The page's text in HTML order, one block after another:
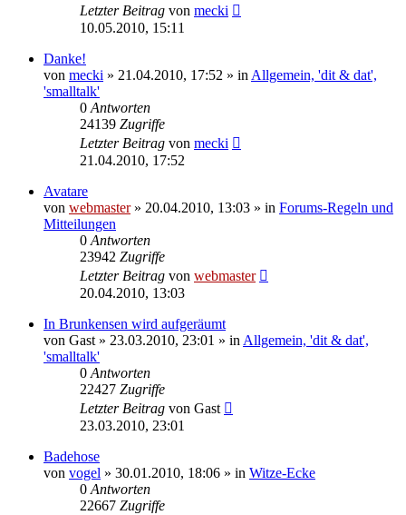
Letzter Beitrag von mecki
10.05.2010, 15:11
Danke!
von mecki » 21.04.2010, 17:52 » in Allgemein, 'dit & dat',
'smalltalk'
0 Antworten
24139 Zugriffe
Letzter Beitrag von mecki
21.04.2010, 17:52
Avatare
von webmaster» 20.04.2010, 13:03 » in Forums-Regeln und
Mitteilungen
0 Antworten
23942 Zugriffe
Letzter Beitrag von webmaster
20.04.2010, 13:03
In Brunkensen wird aufgeräumt
von Gast » 23.03.2010, 23:01 » in Allgemein, 'dit & dat',
'smalltalk'
0 Antworten
22427 Zugriffe
Letzter Beitrag von Gast
23.03.2010, 23:01
Badehose
von vogel » 30.01.2010, 18:06 » in Witze-Ecke
0 Antworten
22667 Zugriffe